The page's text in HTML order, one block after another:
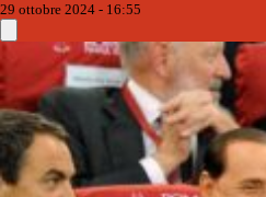
29 ottobre 2024 - 16:55